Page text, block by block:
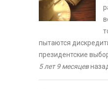
пытаются
президентские
5 лет 9 месяцев